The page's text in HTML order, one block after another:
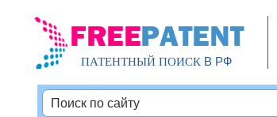
ПАТЕНТНЫЙ ПОИСКВ РФ